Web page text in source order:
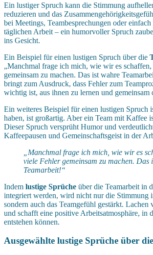
Ein lustiger Spruch kann die Stimmung
reduzieren und das
bei Meetings, Teambesprechungen oder
täglichen Arbeit – ein humorvoller Spruch
ins Gesicht.
Ein Beispiel für einen lustigen Spruch über die
„Manchmal frage ich mich, wie wir es
gemeinsam zu machen. Das ist wahre
bringt zum Ausdruck, dass Fehler zum
wichtig ist, aus ihnen zu lernen und gemeinsam
Ein weiteres Beispiel für einen lustigen Spruch
haben, ist großartig. Aber ein Team mit Kaffee
Dieser Spruch versprüht Humor und
Kaffeepausen und Gemeinschaftsgeist in der
„Manchmal frage ich mich, wie wir es
viele Fehler gemeinsam zu machen. Das
Teamarbeit!“
Indem lustige Sprüche über die Teamarbeit in
integriert werden, wird nicht nur die Stimmung
sondern auch das Teamgefühl gestärkt. Lachen
und schafft eine positive Arbeitsatmosphäre, in
entstehen können.
Ausgewählte lustige Sprüche über